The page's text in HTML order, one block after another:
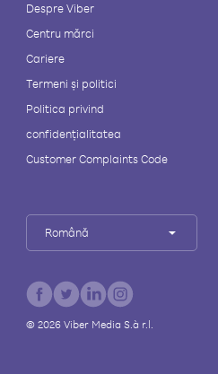
Despre Viber
Centru mărci
Cariere
Termeni și politici
Politica privind
confidențialitatea
Customer Complaints Code
Română
© 2026Viber Media S.à r.l.